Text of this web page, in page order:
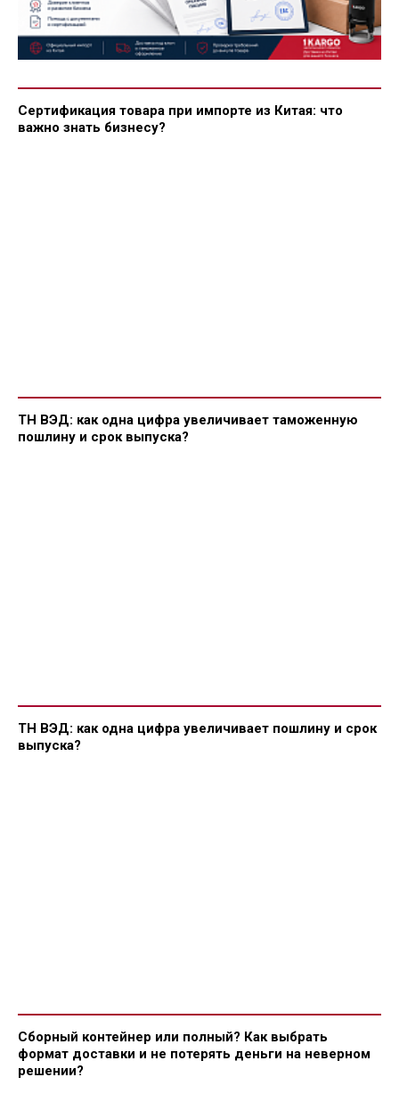
Сертификация товара при импорте из Китая: что
важно знать бизнесу?
ТН ВЭД: как одна цифра увеличивает таможенную
пошлину и срок выпуска?
ТН ВЭД: как одна цифра увеличивает пошлину и срок
выпуска?
Сборный контейнер или полный? Как выбрать
формат доставки и не потерять деньги на неверном
решении?